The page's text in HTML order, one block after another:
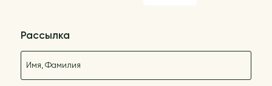
Рассылка